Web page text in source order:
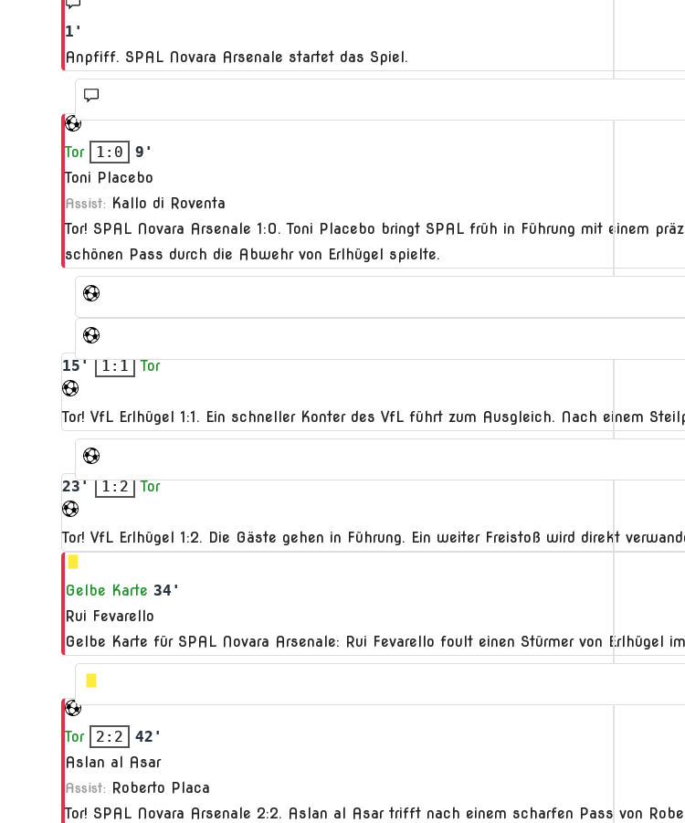
1'
Anpfiff. SPAL Novara Arsenale startet das Spiel.
Tor 1:0
9'
Toni Placebo
Assist: Kallo di Roventa
Tor! SPAL Novara Arsenale 1:0. Toni Placebo bringt SPAL früh in Führung mit einem
schönen Pass durch die Abwehr von Erlhügel spielte.
15' 1:1 Tor
Tor! VfL Erlhügel 1:1. Ein schneller Konter des VfL führt zum Ausgleich. Nach einem
23' 1:2 Tor
Tor! VfL Erlhügel 1:2. Die Gäste gehen in Führung. Ein weiter Freistoß wird direkt
Gelbe Karte 34'
Rui Fevarello
Gelbe Karte für SPAL Novara Arsenale: Rui Fevarello foult einen Stürmer von Erlhügel
Tor 2:2
42'
Aslan al Asar
Assist: Roberto Placa
Tor! SPAL Novara Arsenale 2:2. Aslan al Asar trifft nach einem scharfen Pass von